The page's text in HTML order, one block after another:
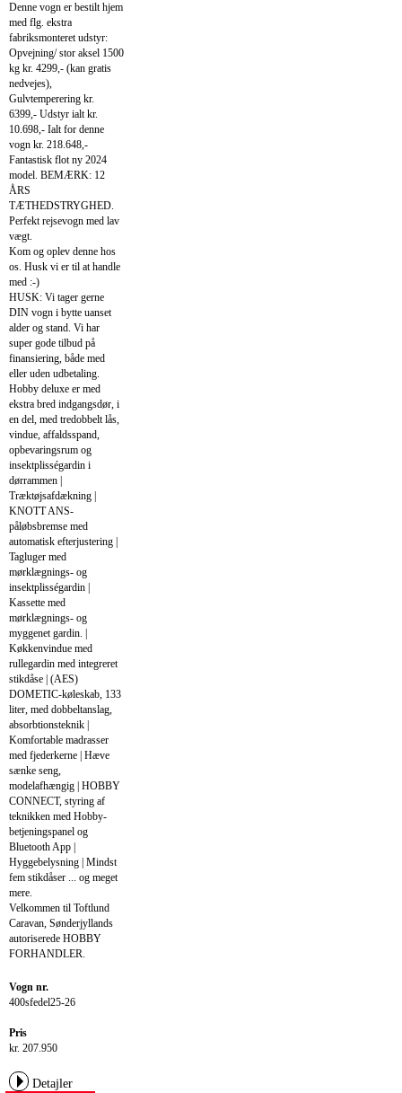
Denne vogn er bestilt hjem
med flg. ekstra
fabriksmonteret udstyr:
Opvejning/ stor aksel 1500
kg kr. 4299,- (kan gratis
nedvejes),
Gulvtemperering kr.
6399,- Udstyr ialt kr.
10.698,- Ialt for denne
vogn kr. 218.648,-
Fantastisk flot ny 2024
model. BEMÆRK: 12
ÅRS
TÆTHEDSTRYGHED.
Perfekt rejsevogn med lav
vægt.
Kom og oplev denne hos
os. Husk vi er til at handle
med :-)
HUSK: Vi tager gerne
DIN vogn i bytte uanset
alder og stand. Vi har
super gode tilbud på
finansiering, både med
eller uden udbetaling.
Hobby deluxe er med
ekstra bred indgangsdør, i
en del, med tredobbelt lås,
vindue, affaldsspand,
opbevaringsrum og
insektplisségardin i
dørrammen |
Træktøjsafdækning |
KNOTT ANS-
påløbsbremse med
automatisk efterjustering |
Tagluger med
mørklægnings- og
insektplisségardin |
Kassette med
mørklægnings- og
myggenet gardin. |
Køkkenvindue med
rullegardin med integreret
stikdåse | (AES)
DOMETIC-køleskab, 133
liter, med dobbeltanslag,
absorbtionsteknik |
Komfortable madrasser
med fjederkerne | Hæve
sænke seng,
modelafhængig | HOBBY
CONNECT, styring af
teknikken med Hobby-
betjeningspanel og
Bluetooth App |
Hyggebelysning | Mindst
fem stikdåser ... og meget
mere.
Velkommen til Toftlund
Caravan, Sønderjyllands
autoriserede HOBBY
FORHANDLER.
Vogn nr.
400sfedel25-26
Pris
kr. 207.950
Detajler